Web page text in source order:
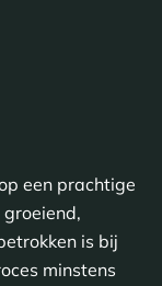
een prachtige
is bij
minstens